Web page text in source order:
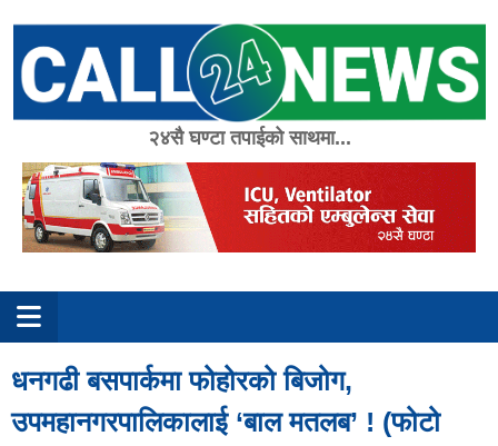
content
२४सै घण्टा तपाईको साथमा...
धनगढी बसपार्कमा फोहोरको बिजोग,
उपमहानगरपालिकालाई ‘बाल मतलब’ ! (फोटो